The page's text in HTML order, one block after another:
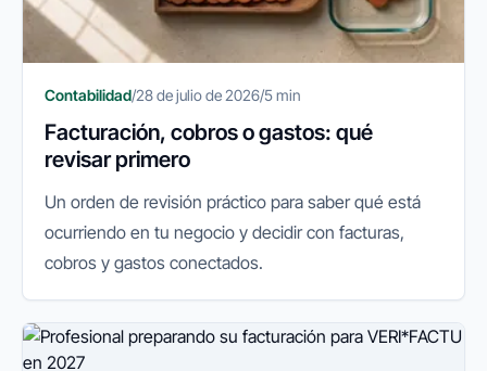
Contabilidad/28 de julio de 2026/5 min
Facturación, cobros o gastos: qué
revisar primero
Un orden de revisión práctico para saber qué está
ocurriendo en tu negocio y decidir con facturas,
cobros y gastos conectados.